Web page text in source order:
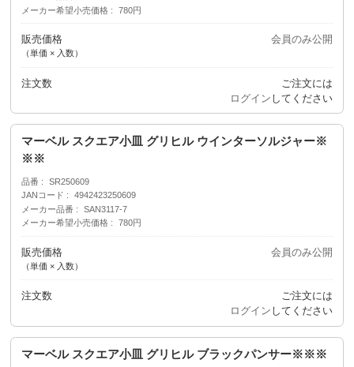
メーカー希望小売価格
780円
販売価格
（単価 × 入数）
会員のみ公開
注文数
ご注文には
ログイン してください
マーベル スクエア小皿 グリヒル ウインターソルジャー※
※※
品番
SR250609
JANコード
4942423250609
メーカー品番
SAN3117-7
メーカー希望小売価格
780円
販売価格
（単価 × 入数）
会員のみ公開
注文数
ご注文には
ログイン してください
マーベル スクエア小皿 グリヒル ブラックパンサー※※※